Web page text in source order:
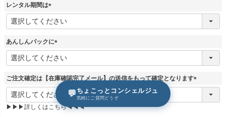
)
レンタル期間は
(
必
)
あんしんパックに
(
必
)
ご注文確定は【在庫確認完了メール】の送信をもって確定となります
(
▶▶▶詳しくはこちら◀◀◀
💬 ちょこっとコンシェルジュ
気軽にご質問どうぞ